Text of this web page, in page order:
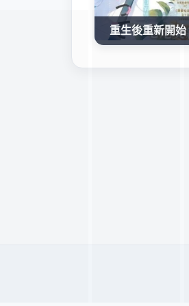
重生後重新開始